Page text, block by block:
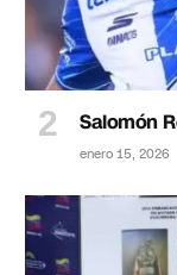
Salomón
enero 15, 2026